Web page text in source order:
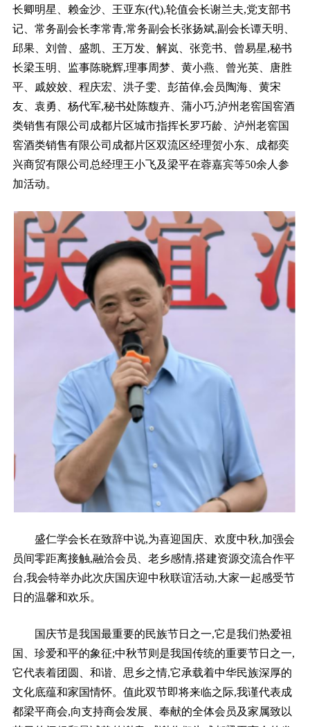
长卿明星、赖金沙、王亚东(代),轮值会长谢兰夫,党支部书
记、常务副会长李常青,常务副会长张扬斌,副会长谭天明、
邱果、刘曾、盛凯、王万发、解岚、张竞书、曾易星,秘书
长梁玉明、监事陈晓辉,理事周梦、黄小燕、曾光英、唐胜
平、戚姣姣、程庆宏、洪子雯、彭苗倬,会员陶海、黄宋
友、袁勇、杨代军,秘书处陈馥卉、蒲小巧,泸州老窖国窖酒
类销售有限公司成都片区城市指挥长罗巧龄、泸州老窖国
窖酒类销售有限公司成都片区双流区经理贺小东、成都奕
兴商贸有限公司总经理王小飞及梁平在蓉嘉宾等50余人参
加活动。
盛仁学会长在致辞中说,为喜迎国庆、欢度中秋,加强会
员间零距离接触,融洽会员、老乡感情,搭建资源交流合作平
台,我会特举办此次庆国庆迎中秋联谊活动,大家一起感受节
日的温馨和欢乐。
国庆节是我国最重要的民族节日之一,它是我们热爱祖
国、珍爱和平的象征;中秋节则是我国传统的重要节日之一,
它代表着团圆、和谐、思乡之情,它承载着中华民族深厚的
文化底蕴和家国情怀。值此双节即将来临之际,我谨代表成
都梁平商会,向支持商会发展、奉献的全体会员及家属致以